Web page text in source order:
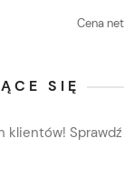
Cena
SIĘ
klientów!